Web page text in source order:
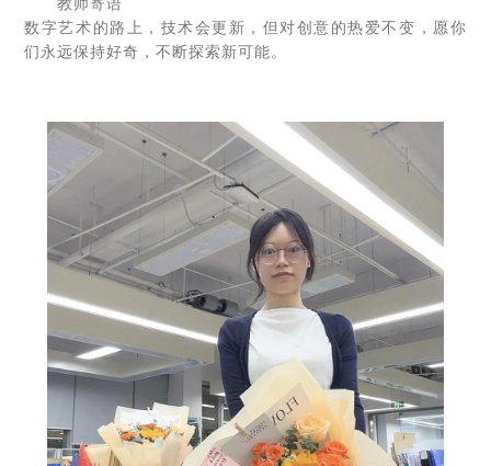
教师寄语
数字艺术的路上，技术会更新，但对创意的热爱不变，愿你
们永远保持好奇，不断探索新可能。